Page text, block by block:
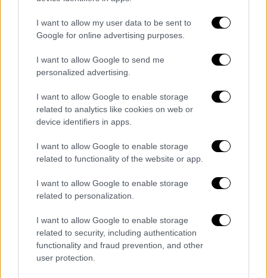
I want to allow my user data to be sent to
Google for online advertising purposes.
I want to allow Google to send me
personalized advertising.
I want to allow Google to enable storage
related to analytics like cookies on web or
device identifiers in apps.
I want to allow Google to enable storage
related to functionality of the website or app.
I want to allow Google to enable storage
related to personalization.
I want to allow Google to enable storage
related to security, including authentication
functionality and fraud prevention, and other
user protection.
«Gladiator II» πολεμούν στην πολύ μεγάλη
αρένα του Κολοσσαίου, αντιμετωπίζουν
συμπεριλαμβανομένου ενός ρινόκερου που
τον ιππεύει ένας μονομάχος. Πιστεύεται ότι
ένας ρινόκερος μεταφέρθηκε στο
Κολοσσαίο στα εγκαίνια του το 80 μ.Χ.,
Παράξενα ζώα από όλη την αυτοκρατορία
» αναφέρει στο
BBC ο Πολ Μπελόνικ, καθηγητής στη Νομική
Πανεπιστημίου της Καλιφόρνια. Ωστόσο, δεν
υπάρχει καμία καταγραφή του ρινόκερου να
ιππεύεται από έναν Ρωμαίο στρατιώτη.
Μερικές φορές γινόταν μια ναυμαχία
μέρος των αγώνων, λέει ο Άντριου Σκοτ,